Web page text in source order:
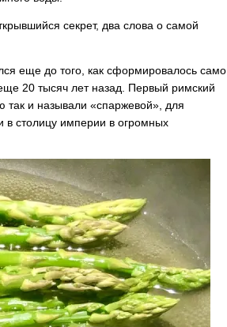
секрет, два слова о самой
еще до того, как сформировалось само
20 тысяч лет назад. Первый римский
и называли «спаржевой», для
в столицу империи в огромных